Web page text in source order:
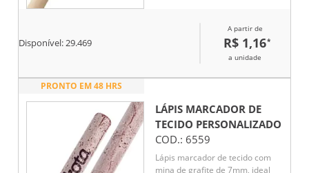
Disponível:29.469
A partir de
R$ 1,16*
a unidade
PRONTO EM 48 HRS
LÁPIS MARCADOR DE
TECIDO PERSONALIZADO
COD.: 6559
Lápis marcador de tecido com
mina de grafite de 7mm, ideal